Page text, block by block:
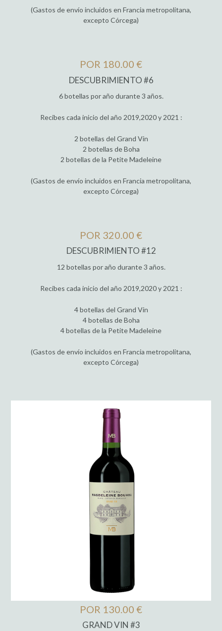
(Gastos de envío incluidos en Francia metropolitana,
excepto Córcega)
POR 180.00 €
DESCUBRIMIENTO #6
6 botellas por año durante 3 años.
Recibes cada inicio del año 2019,2020 y 2021 :
2 botellas del Grand Vin
2 botellas de Boha
2 botellas de la Petite Madeleine
(Gastos de envío incluidos en Francia metropolitana,
excepto Córcega)
POR 320.00 €
DESCUBRIMIENTO #12
12 botellas por año durante 3 años.
Recibes cada inicio del año 2019,2020 y 2021 :
4 botellas del Grand Vin
4 botellas de Boha
4 botellas de la Petite Madeleine
(Gastos de envío incluidos en Francia metropolitana,
excepto Córcega)
POR 130.00 €
GRAND VIN #3